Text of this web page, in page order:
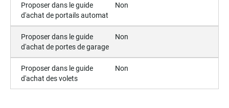
Proposer dans le guide
d'achat de portails automat
Non
Proposer dans le guide
d'achat de portes de garage
Non
Proposer dans le guide
d'achat des volets
Non